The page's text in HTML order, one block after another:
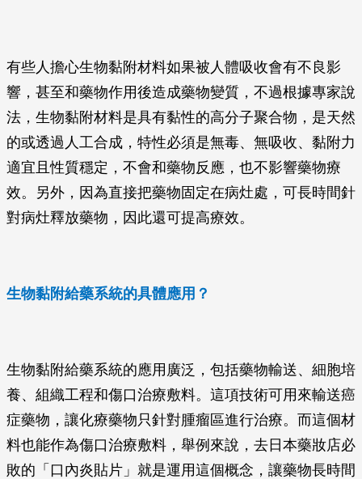
有些人擔心生物黏附材料如果被人體吸收會有不良影
響，甚至和藥物作用後造成藥物變質，不過根據專家說
法，生物黏附材料是具有黏性的高分子聚合物，是天然
的或透過人工合成，特性必須是無毒、無吸收、黏附力
適宜且性質穩定，不會和藥物反應，也不影響藥物療
效。另外，因為直接把藥物固定在病灶處，可長時間針
對病灶釋放藥物，因此還可提高療效。
生物黏附給藥系統的具體應用？
生物黏附給藥系統的應用廣泛，包括藥物輸送、細胞培
養、組織工程和傷口治療敷料。這項技術可用來輸送癌
症藥物，讓化療藥物只針對腫瘤區進行治療。而這個材
料也能作為傷口治療敷料，舉例來說，去日本藥妝店必
敗的「口內炎貼片」就是運用這個概念，讓藥物長時間